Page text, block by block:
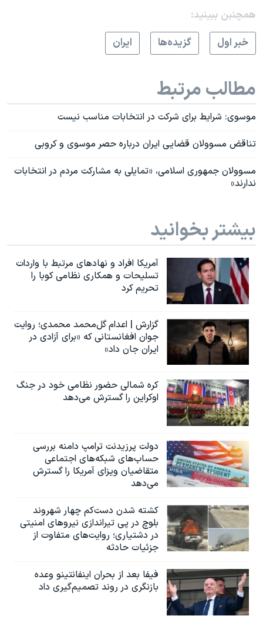
همچنبن ببینید:
خبر اول
گزيده‌ها ايران
مطالب مرتبط
موسوی: شرایط برای شرکت در انتخابات مناسب نیست
تناقض مسوولان قضایی ایران درباره حصر موسوی و کروبی
مسوولان جمهوری اسلامی، «تمایلی به مشارکت مردم در انتخابات
ندارند»
بیشتر بخوانید
آمریکا افراد و نهادهای مرتبط با واردات
تسلیحات و همکاری نظامی کوبا را
تحریم کرد
گزارش | اعدام گل‌محمد محمدی؛ روایت
جوان افغانستانی که «برای آزادی در
ایران جان داد»
کره شمالی حضور نظامی خود در جنگ
اوکراین را گسترش می‌دهد
دولت پرزیدنت ترامپ دامنه بررسی
حساب‌های شبکه‌های اجتماعی
متقاضیان ویزای آمریکا را گسترش
می‌دهد
کشته شدن دست‌کم چهار شهروند
بلوچ در پی تیراندازی نیروهای امنیتی
در دشتیاری؛ روایت‌های متفاوت از
جزئیات حادثه
فیفا بعد از بحران اینفانتینو وعده
بازنگری در روند تصمیم‌گیری داد